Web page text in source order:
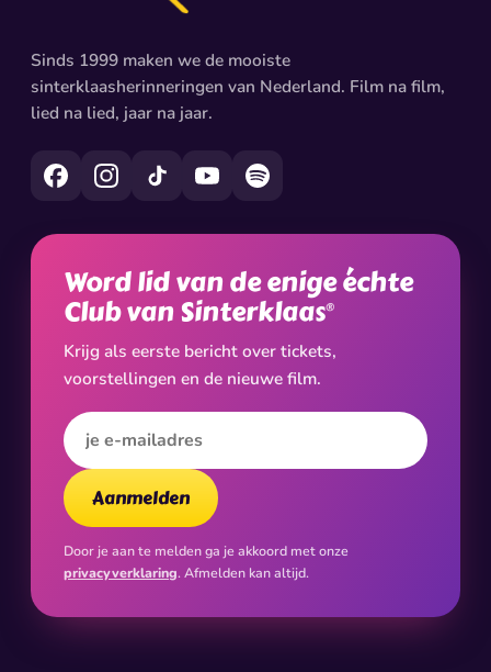
Sinds 1999 maken we de mooiste
sinterklaasherinneringen van Nederland. Film na film,
lied na lied, jaar na jaar.
Word lid van de enige échte
Club van Sinterklaas®
Krijg als eerste bericht over tickets,
voorstellingen en de nieuwe film.
E-mailadres
Aanmelden
Door je aan te melden ga je akkoord met onze
privacyverklaring. Afmelden kan altijd.